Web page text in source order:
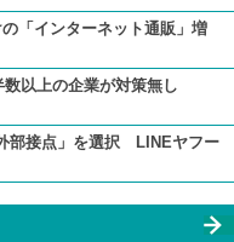
「インターネット通販」増
数以上の企業が対策無し
部接点」を選択 LINEヤフー